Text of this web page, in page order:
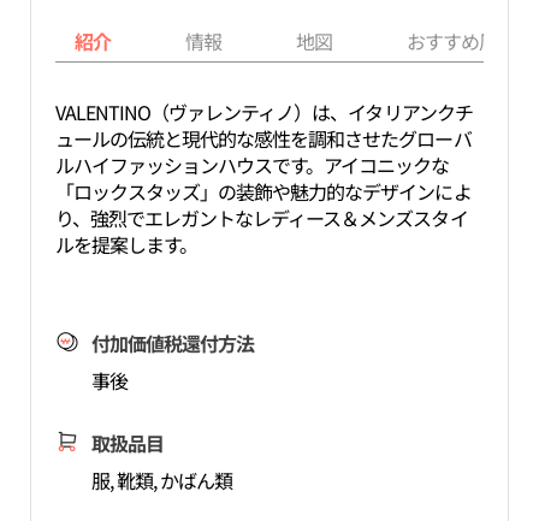
紹介 情報 地図 おすすめ周辺
VALENTINO（ヴァレンティノ）は、イタリアンクチ
ュールの伝統と現代的な感性を調和させたグローバ
ルハイファッションハウスです。アイコニックな
「ロックスタッズ」の装飾や魅力的なデザインによ
り、強烈でエレガントなレディース＆メンズスタイ
ルを提案します。
付加価値税還付方法
事後
取扱品目
服, 靴類, かばん類